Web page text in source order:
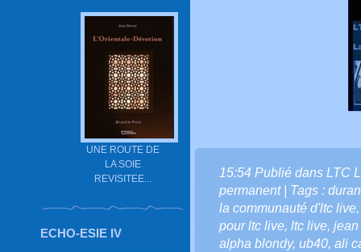
UNE ROUTE DE
LA SOIE
REVISITEE...
ECHO-ESIE IV
15:54 Publié dans LTC
permanent| Tags :
la communauté d'ltc live
pour ltc live, ltc live, jean
alpha blondy, ub40, ali